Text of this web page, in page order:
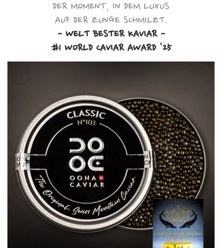
DER MOMENT, IN DEM LUXUS
AUF DER ZUNGE SCHMILZT.
- WELT BESTER KAVIAR -
#1 WORLD CAVIAR AWARD '25